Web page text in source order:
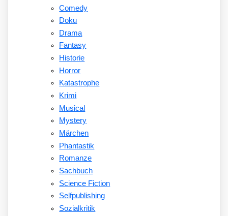
Comedy
Doku
Drama
Fantasy
Historie
Horror
Katastrophe
Krimi
Musical
Mystery
Märchen
Phantastik
Romanze
Sachbuch
Science Fiction
Selfpublishing
Sozialkritik